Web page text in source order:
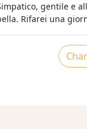
gentile e
Rifarei una